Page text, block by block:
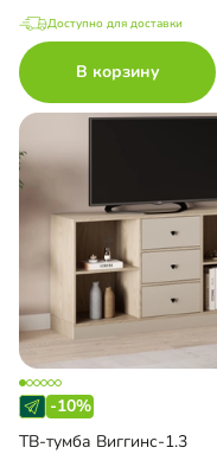
Доступно для доставки
В корзину
-10%
ТВ-тумба Виггинс-1.3